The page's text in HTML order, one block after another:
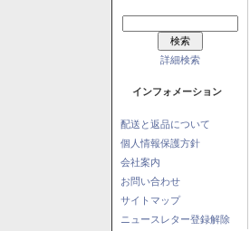
詳細検索
インフォメーション
配送と返品について
個人情報保護方針
会社案内
お問い合わせ
サイトマップ
ニュースレター登録解除